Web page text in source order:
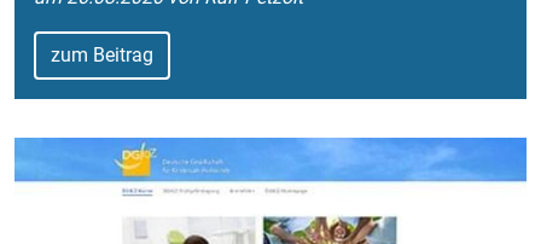
zum Beitrag